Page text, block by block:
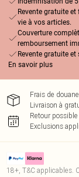
Revente gratuite
vie à vos articles.
Couverture
remboursement
Revente gratuite et
En savoir plus
Frais de
Livraison à
Retour
Exclusions
18+, T&C applicables.